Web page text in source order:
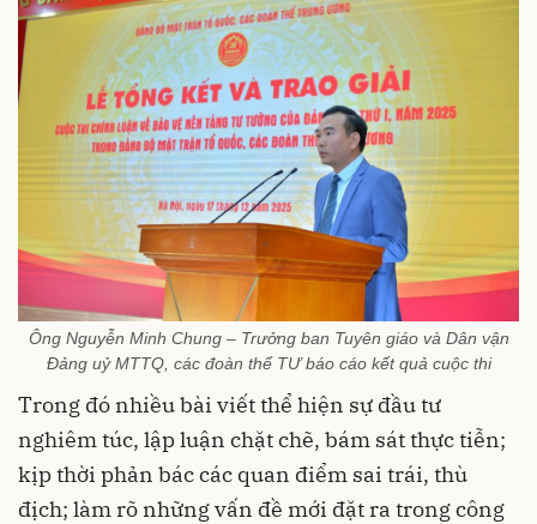
Ông Nguyễn Minh Chung – Trưởng ban Tuyên giáo và Dân vận
Đảng uỷ MTTQ, các đoàn thể TƯ báo cáo kết quả cuộc thi
Trong đó nhiều bài viết thể hiện sự đầu tư
nghiêm túc, lập luận chặt chẽ, bám sát thực tiễn;
kịp thời phản bác các quan điểm sai trái, thù
địch; làm rõ những vấn đề mới đặt ra trong công